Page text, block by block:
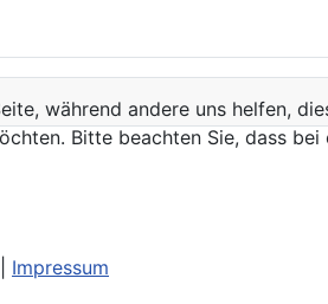
während andere uns helfen,
Bitte beachten Sie, dass
Impressum